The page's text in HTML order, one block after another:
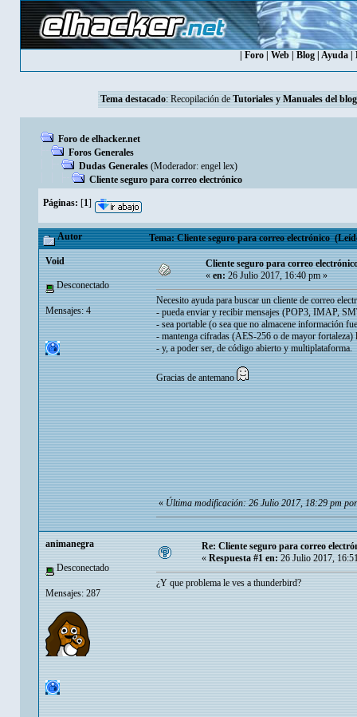
Foro Web Blog Ayuda
Tema destacado: Recopilación de Tutoriales y Manuales del blog
Foro de elhacker.net
Foros Generales
Dudas Generales (Moderador: engel lex)
Cliente seguro para correo electrónico
Páginas: [1]
Autor Tema: Cliente seguro para correo electrónico
Void
Desconectado
Mensajes: 4
Cliente seguro para correo
«en:26 Julio 2017, 16:40 pm »
Necesito ayuda para buscar un cliente de correo
- pueda enviar y recibir mensajes (POP3, IMAP,
- sea portable (o sea que no almacene información
- mantenga cifradas (AES-256 o de mayor fortaleza)
- y, a poder ser, de código abierto y multiplataforma.
Gracias de antemano
«Última modificación: 26 Julio 2017, 18:29 pm
animanegra
Desconectado
Mensajes: 287
Re: Cliente seguro para correo
« Respuesta #1 en: 26 Julio 2017,
¿Y que problema le ves a thunderbird?